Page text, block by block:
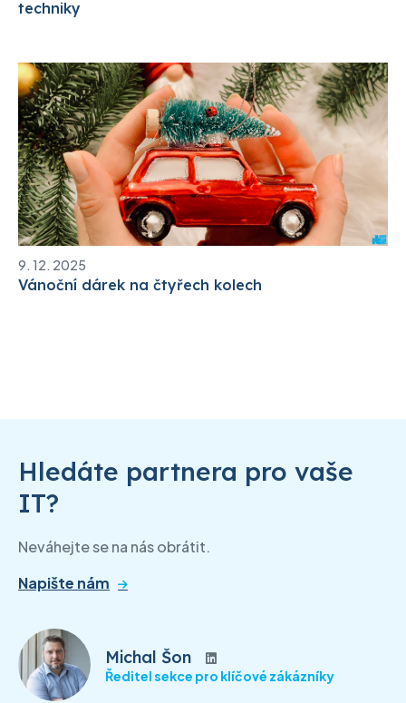
techniky
9. 12. 2025
Vánoční dárek na čtyřech kolech
Hledáte partnera pro vaše
IT?
Neváhejte se na nás obrátit.
Napište nám
Michal Šon
Ředitel sekce pro klíčové zákázníky